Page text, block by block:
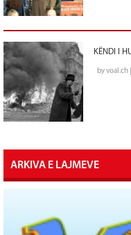
KËNDI I
by voal.ch |
ARKIVA E LAJMEVE